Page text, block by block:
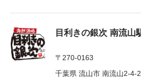
目利きの銀次 南流山
〒270-0163
千葉県 流山市 南流山2-